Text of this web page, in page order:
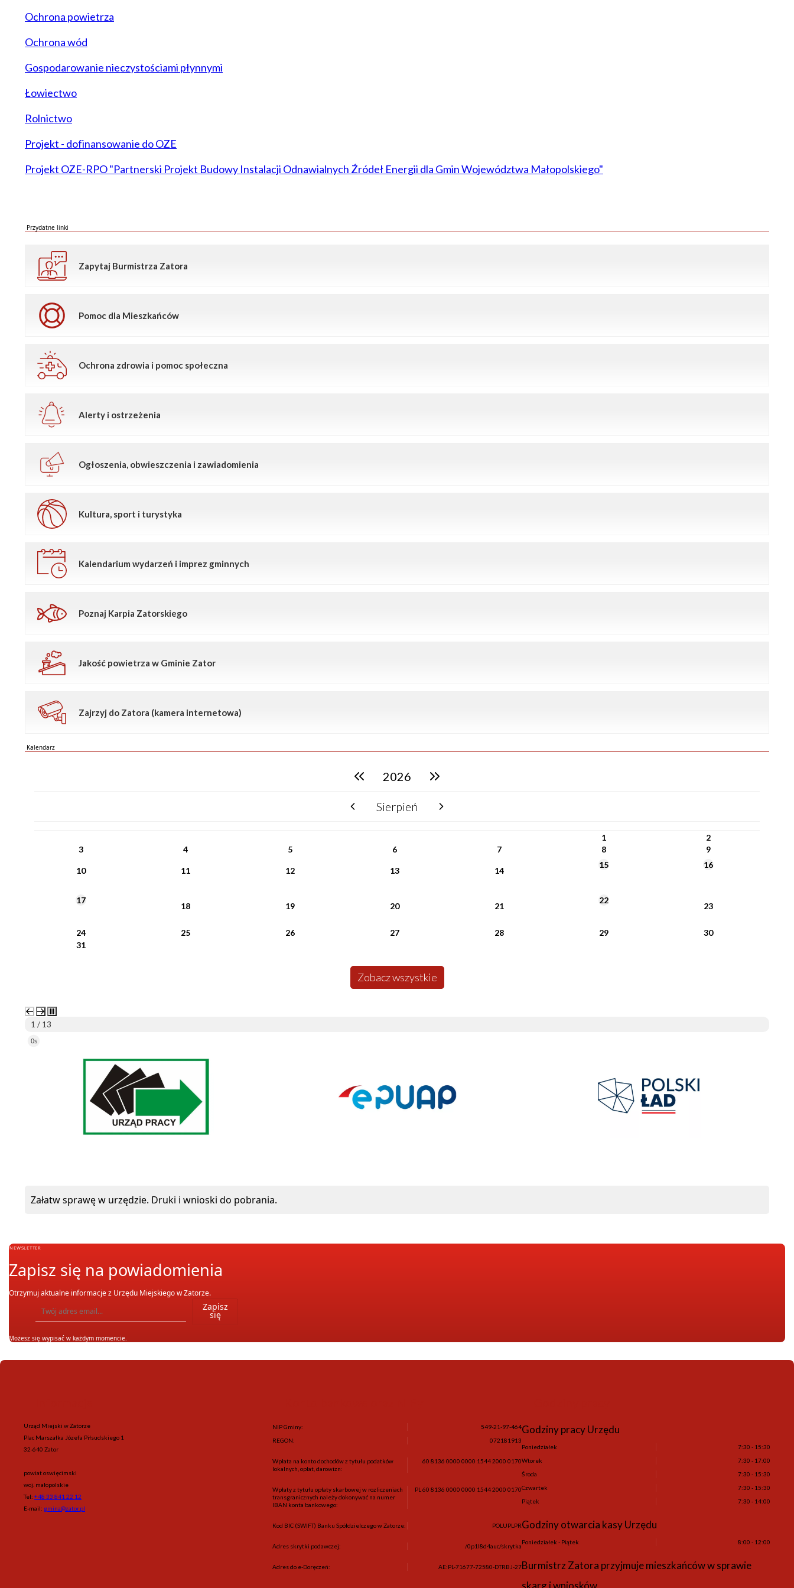
Ochrona powietrza
Ochrona wód
Gospodarowanie nieczystościami płynnymi
Łowiectwo
Rolnictwo
Projekt - dofinansowanie do OZE
Projekt OZE-RPO "Partnerski Projekt Budowy Instalacji Odnawialnych Źródeł Energii dla Gmin Województwa Małopolskiego"
Przydatne linki
Zapytaj Burmistrza Zatora
Pomoc dla Mieszkańców
Ochrona zdrowia i pomoc społeczna
Alerty i ostrzeżenia
Ogłoszenia, obwieszczenia i zawiadomienia
Kultura, sport i turystyka
Kalendarium wydarzeń i imprez gminnych
Poznaj Karpia Zatorskiego
Jakość powietrza w Gminie Zator
Zajrzyj do Zatora (kamera internetowa)
Kalendarz
poprzedni rok2026 następny rok
poprzedni miesiącSierpień następny miesiąc
1
2
3
4 5 6 7 8 9
10 11 12 13 14
15 16
17
18 19 20 21
22
23
24 25 26 27 28 29
30
31
Zobacz wszystkie
2 / 13
5s
Załatw sprawę w urzędzie. Druki i wnioski do pobrania.
NEWSLETTER
Zapisz się na powiadomienia
Otrzymuj aktualne informacje z Urzędu Miejskiego w Zatorze.
Wpisz adres email, na który chcesz otrzymywać powiadomienia. Możesz również się wypisać z naszego newslettera wpisując email, na który otrzymujesz wiadomości.
Zapisz
się
Możesz się wypisać w każdym momencie.
Urząd Miejski w Zatorze
Plac Marszałka Józefa Piłsudskiego 1
32-640 Zator
powiat oswięcimski
woj. małopolskie
Tel: +48 33 841 22 12
E-mail: gmina@zator.pl
NIP Gminy:
549-21-97-464
REGON:
072181913
Wpłata na konto dochodów z tytułu podatków
lokalnych, opłat, darowizn:
60 8136 0000 0000 1544 2000 0170
Wpłaty z tytułu opłaty skarbowej w rozliczeniach
transgranicznych należy dokonywać na numer
IBAN konta bankowego:
PL 60 8136 0000 0000 1544 2000 0170
Kod BIC (SWIFT) Banku Spółdzielczego w Zatorze: POLUPLPR
Adres skrytki podawczej: /0p1l8d4auc/skrytka
Adres do e-Doręczeń: AE:PL-71677-72580-DTRBJ-27
Godziny pracy Urzędu
Poniedziałek
7:30 - 15:30
Wtorek
7:30 - 17:00
Środa
7:30 - 15:30
Czwartek
7:30 - 15:30
Piątek
7:30 - 14:00
Godziny otwarcia kasy Urzędu
Poniedziałek - Piątek 8:00 - 12:00
Burmistrz Zatora przyjmuje mieszkańców w sprawie
skarg i wniosków